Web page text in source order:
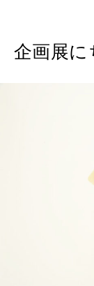
企画展に